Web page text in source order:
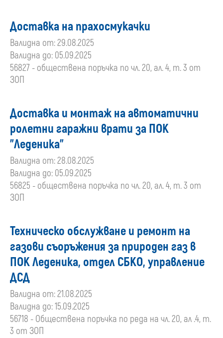
Доставка на прахосмукачки
Валидна от: 29.08.2025
Валидна до: 05.09.2025
56827 - обществена поръчка по чл. 20, ал. 4, т. 3 от
ЗОП
Доставка и монтаж на автоматични
ролетни гаражни врати за ПОК
"Леденика"
Валидна от: 28.08.2025
Валидна до: 05.09.2025
56825 - обществена поръчка по чл. 20, ал. 4, т. 3 от
ЗОП
Техническо обслужване и ремонт на
газови съоръжения за природен газ в
ПОК Леденика, отдел СБКО, управление
ДСД
Валидна от: 21.08.2025
Валидна до: 15.09.2025
56718 - Обществена поръчка по реда на чл. 20, ал .4, т.
3 от ЗОП